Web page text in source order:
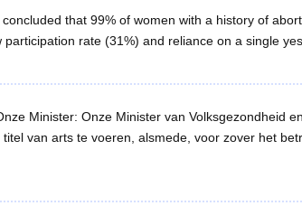
that 99% of women with a history of
rate (31%) and reliance on a single
Minister: Onze Minister van Volksgezondheid
van arts te voeren, alsmede, voor zover het